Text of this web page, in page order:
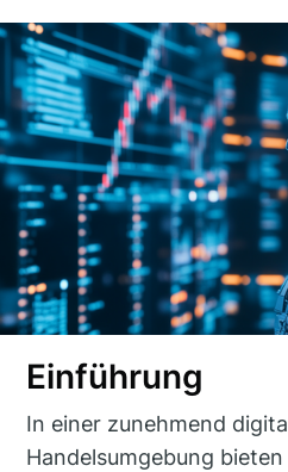
Einführung
In einer zunehmend
Handelsumgebung